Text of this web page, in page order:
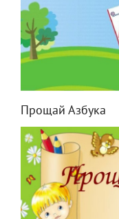
Прощай Азбука